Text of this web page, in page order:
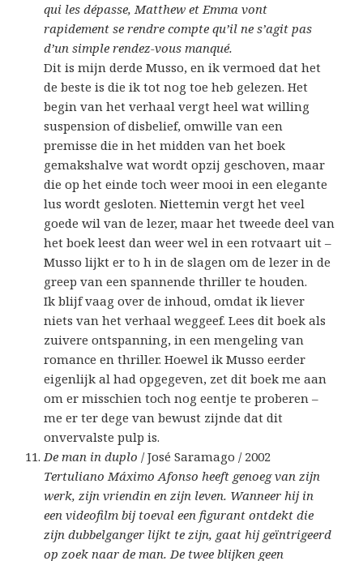
qui les dépasse, Matthew et Emma vont
rapidement se rendre compte qu’il ne s’agit pas
d’un simple rendez-vous manqué.
Dit is mijn derde Musso, en ik vermoed dat het
de beste is die ik tot nog toe heb gelezen. Het
begin van het verhaal vergt heel wat willing
suspension of disbelief, omwille van een
premisse die in het midden van het boek
gemakshalve wat wordt opzij geschoven, maar
die op het einde toch weer mooi in een elegante
lus wordt gesloten. Niettemin vergt het veel
goede wil van de lezer, maar het tweede deel van
het boek leest dan weer wel in een rotvaart uit –
Musso lijkt er to h in de slagen om de lezer in de
greep van een spannende thriller te houden.
Ik blijf vaag over de inhoud, omdat ik liever
niets van het verhaal weggeef. Lees dit boek als
zuivere ontspanning, in een mengeling van
romance en thriller. Hoewel ik Musso eerder
eigenlijk al had opgegeven, zet dit boek me aan
om er misschien toch nog eentje te proberen –
me er ter dege van bewust zijnde dat dit
onvervalste pulp is.
De man in duplo / José Saramago / 2002
Tertuliano Máximo Afonso heeft genoeg van zijn
werk, zijn vriendin en zijn leven. Wanneer hij in
een videofilm bij toeval een figurant ontdekt die
zijn dubbelganger lijkt te zijn, gaat hij geïntrigeerd
op zoek naar de man. De twee blijken geen